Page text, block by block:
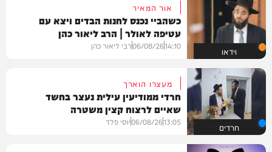
וידאו
אור המאיר
כשהביי נכנס לחנות הבדים ויצא עם
עטיפה לאולר | הרב ליאור כהן
14:10
06/08/26רבי ליאור כהן
חרדים
מעצרו הוארך
חרדי ממודיעין עילית נעצר בחשד
שאיים לרצוח קצין משטרה
13:05
06/08/26יוסי פלד